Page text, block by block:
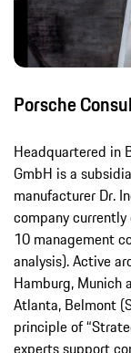
Headquartered
GmbH is a
manufacturer Dr.
10 management
analysis). Active
Hamburg, Munich
Atlanta, Belmont
principle of
experts support
major
and
are large
automotive,
industrial goods.
services,